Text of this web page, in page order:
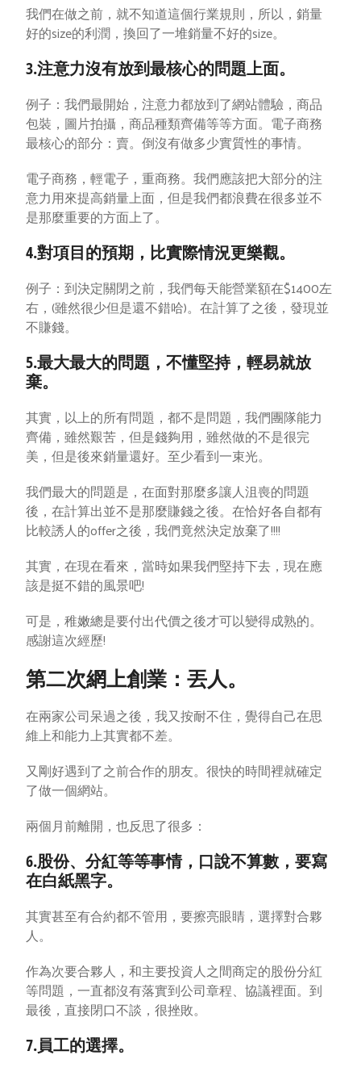
我們在做之前，就不知道這個行業規則，所以，銷量
好的size的利潤，換回了一堆銷量不好的size。
3.注意力沒有放到最核心的問題上面。
例子：我們最開始，注意力都放到了網站體驗，商品
包裝，圖片拍攝，商品種類齊備等等方面。電子商務
最核心的部分：賣。倒沒有做多少實質性的事情。
電子商務，輕電子，重商務。我們應該把大部分的注
意力用來提高銷量上面，但是我們都浪費在很多並不
是那麼重要的方面上了。
4.對項目的預期，比實際情況更樂觀。
例子：到決定關閉之前，我們每天能營業額在$1400左
右，(雖然很少但是還不錯哈)。在計算了之後，發現並
不賺錢。
5.最大最大的問題，不懂堅持，輕易就放
棄。
其實，以上的所有問題，都不是問題，我們團隊能力
齊備，雖然艱苦，但是錢夠用，雖然做的不是很完
美，但是後來銷量還好。至少看到一束光。
我們最大的問題是，在面對那麼多讓人沮喪的問題
後，在計算出並不是那麼賺錢之後。在恰好各自都有
比較誘人的offer之後，我們竟然決定放棄了!!!!
其實，在現在看來，當時如果我們堅持下去，現在應
該是挺不錯的風景吧!
可是，稚嫩總是要付出代價之後才可以變得成熟的。
感謝這次經歷!
第二次網上創業：丟人。
在兩家公司呆過之後，我又按耐不住，覺得自己在思
維上和能力上其實都不差。
又剛好遇到了之前合作的朋友。很快的時間裡就確定
了做一個網站。
兩個月前離開，也反思了很多：
6.股份、分紅等等事情，口說不算數，要寫
在白紙黑字。
其實甚至有合約都不管用，要擦亮眼睛，選擇對合夥
人。
作為次要合夥人，和主要投資人之間商定的股份分紅
等問題，一直都沒有落實到公司章程、協議裡面。到
最後，直接閉口不談，很挫敗。
7.員工的選擇。